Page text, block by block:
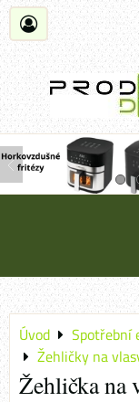
Úvod
Spotřební
Žehličky na
Žehlička na